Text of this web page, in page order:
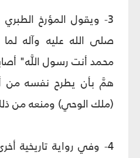
3- ويقول المؤرخ
صلى الله عليه وآله
محمد أنت رسول اللَّه"
همَّ بأن يطرح نفسه من
(ملك الوحي) ومنعه من
4- وفي رواية تاريخية